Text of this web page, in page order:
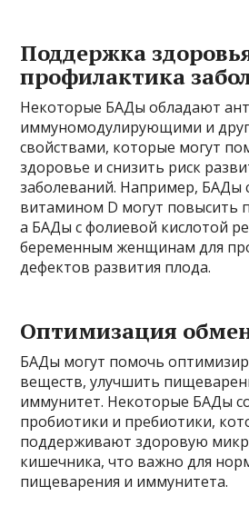
Поддержка
профилактика
Некоторые БАДы обладают
иммуномодулирующими и
свойствами, которые могут
здоровье и снизить риск
заболеваний. Например, БАДы
витамином D могут повысить
а БАДы с фолиевой кислотой
беременным женщинам для
дефектов развития плода.
Оптимизация
БАДы могут помочь
веществ, улучшить
иммунитет. Некоторые БАДы
пробиотики и пребиотики,
поддерживают здоровую
кишечника, что важно для
пищеварения и иммунитета.